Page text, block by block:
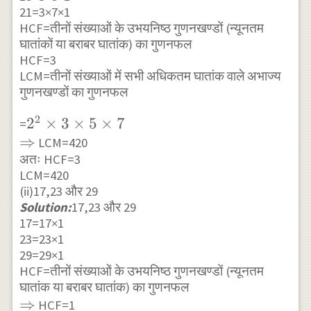
\\ 12=2^{2}
\times 3
21=3×7×1
HCF=तीनों संख्याओं के उभयनिष्ठ गुणनखण्डों (न्यूनतम
घातांकों या बराबर घातांक) का गुणनफल
HCF=3
LCM=तीनों संख्याओं में सभी अधिकतम घातांक वाले अभाज्य
गुणनखण्डों का गुणनफल
=2^{2}
\times 3
\times 5
\times 7 \\
\Rightarrow
22 × 3 × 5 × 7
⇒ LCM=420
अतः HCF=3
LCM=420
(ii)17,23 और 29
Solution:17,23 और 29
17=17×1
23=23×1
29=29×1
HCF=तीनों संख्याओं के उभयनिष्ठ गुणनखण्डों (न्यूनतम
घातांक या बराबर घातांक) का गुणनफल
\Rightarrow
⇒ HCF=1